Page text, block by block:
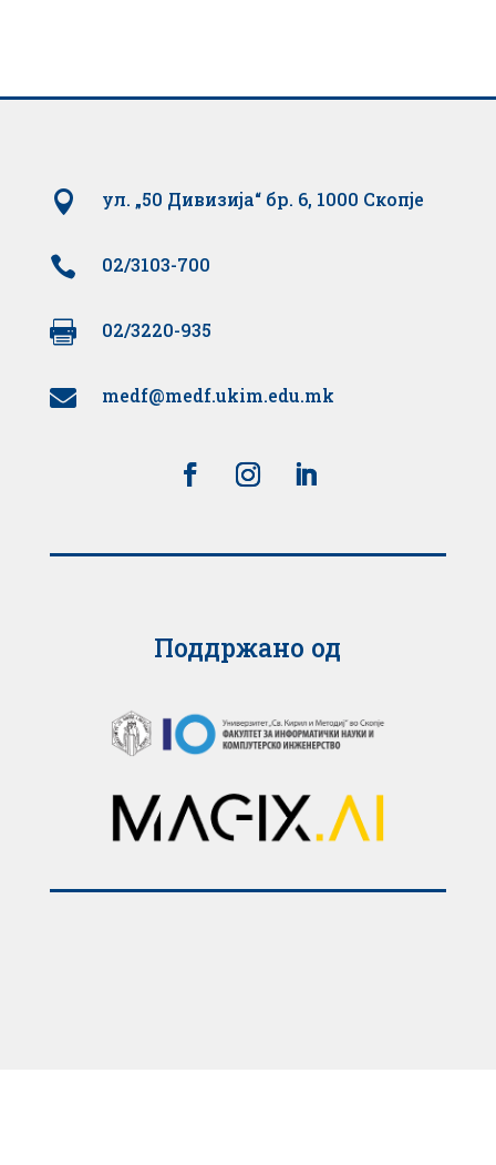
 ул. „50 Дивизија“ бр. 6, 1000 Скопје
 02/3103-700
 02/3220-935
 medf@medf.ukim.edu.mk
Поддржано од